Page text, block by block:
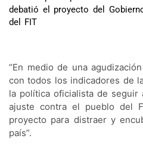
debatió el proyecto del
del FIT
“En medio de una
con todos los indicadores de
la política oficialista de
ajuste contra el pueblo del
proyecto para distraer y
país”.